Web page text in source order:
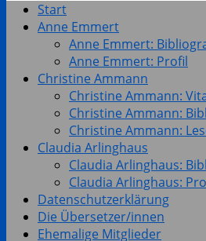
Start
Anne Emmert
Anne Emmert:
Anne Emmert: Profil
Christine Ammann
Christine Ammann:
Christine Ammann:
Christine Ammann:
Claudia Arlinghaus
Claudia Arlinghaus:
Claudia Arlinghaus:
Datenschutzerklärung
Die Übersetzer/innen
Ehemalige Mitglieder